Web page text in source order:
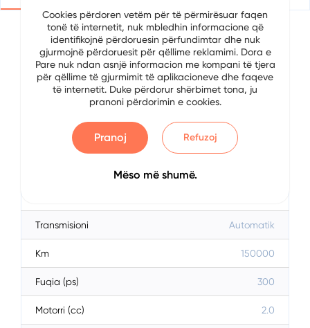
Detajet e Automjetit
Data 7/29/2024
Transmisioni Automatik
Km 150000
Fuqia (ps) 300
Motorri (cc) 2.0
Cookies përdoren vetëm për të përmirësuar faqen
tonë të internetit, nuk mbledhin informacione që
identifikojnë përdoruesin përfundimtar dhe nuk
gjurmojnë përdoruesit për qëllime reklamimi. Dora e
Pare nuk ndan asnjë informacion me kompani të tjera
për qëllime të gjurmimit të aplikacioneve dhe faqeve
të internetit. Duke përdorur shërbimet tona, ju
pranoni përdorimin e cookies.
Pranoj Refuzoj
Mëso më shumë.